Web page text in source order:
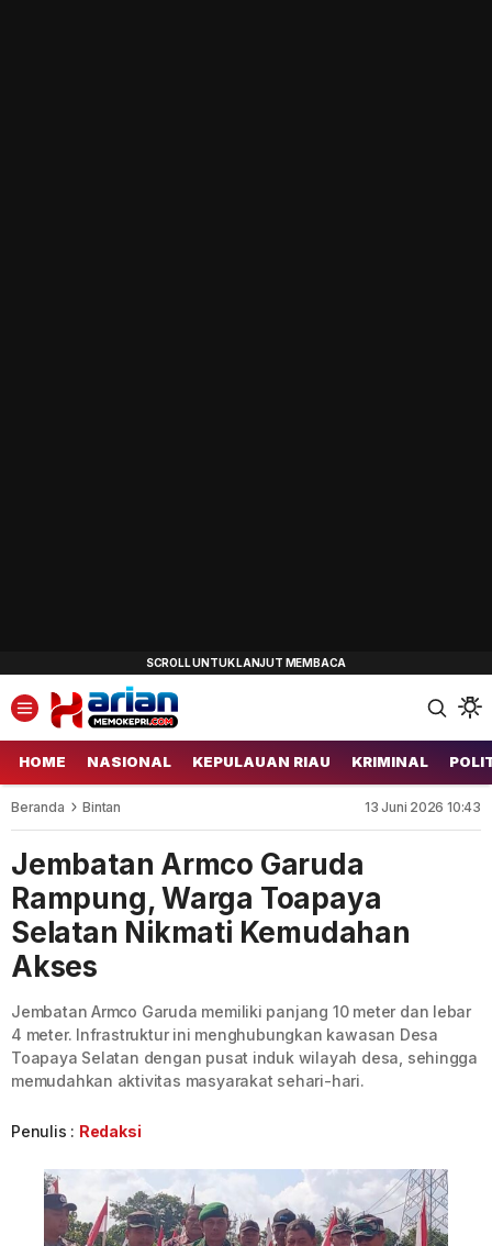
HOME NASIONAL KEPULAUAN RIAU KRIMINAL
Beranda Bintan 13 Juni 2026 10:43
Jembatan Armco Garuda
Rampung, Warga Toapaya
Selatan Nikmati Kemudahan
Akses
Jembatan Armco Garuda memiliki panjang 10 meter dan lebar
4 meter. Infrastruktur ini menghubungkan kawasan Desa
Toapaya Selatan dengan pusat induk wilayah desa, sehingga
memudahkan aktivitas masyarakat sehari-hari.
Penulis : Redaksi